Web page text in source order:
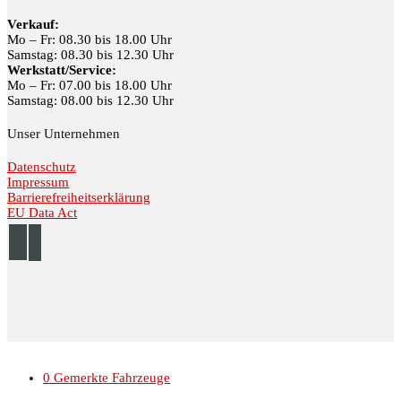
Verkauf:
Mo – Fr: 08.30 bis 18.00 Uhr
Samstag: 08.30 bis 12.30 Uhr
Werkstatt/Service:
Mo – Fr: 07.00 bis 18.00 Uhr
Samstag: 08.00 bis 12.30 Uhr
Unser Unternehmen
Datenschutz
Impressum
Barrierefreiheitserklärung
EU Data Act
0 Gemerkte Fahrzeuge